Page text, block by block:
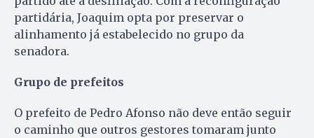
partidária, Joaquim opta por preservar o
alinhamento já estabelecido no grupo da
senadora.
Grupo de prefeitos
O prefeito de Pedro Afonso não deve então seguir
o caminho que outros gestores tomaram junto